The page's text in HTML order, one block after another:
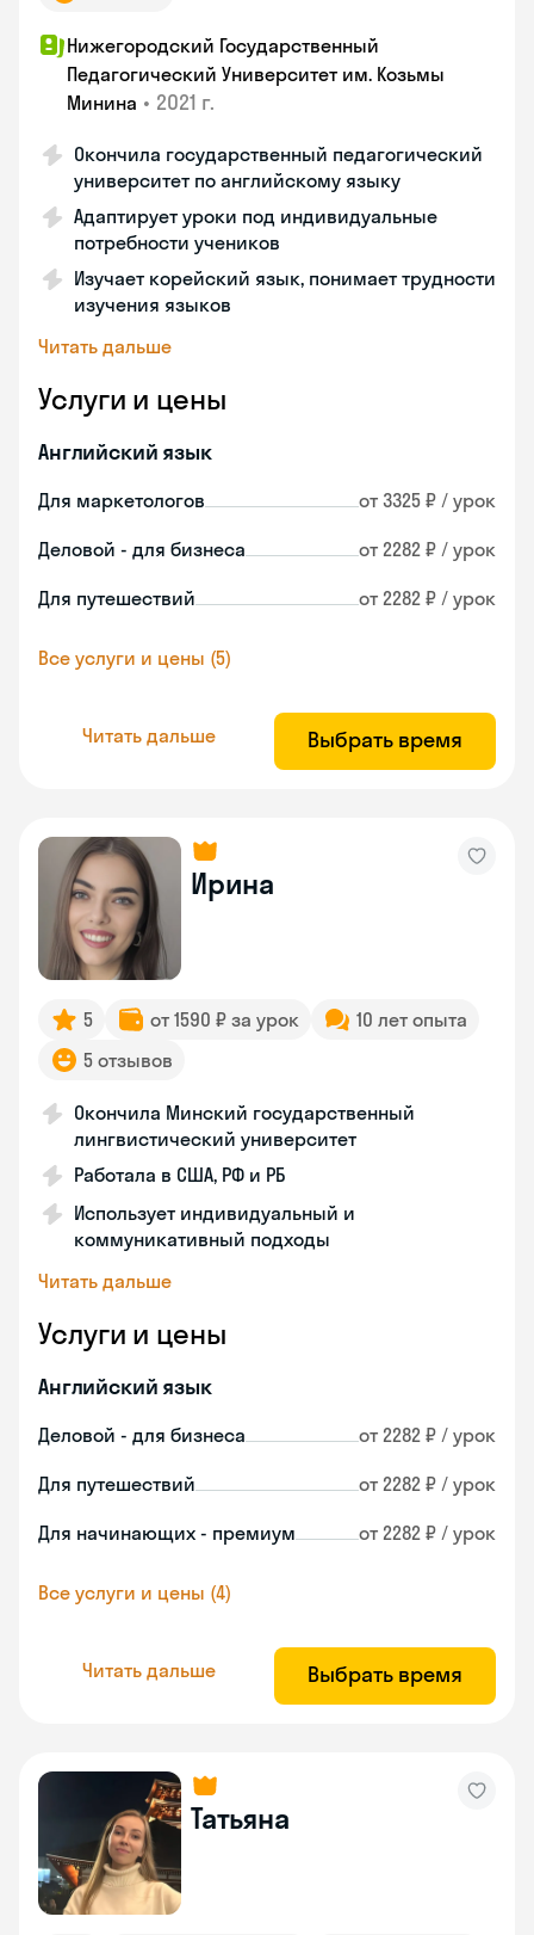
Нижегородский Государственный
Педагогический Университет им. Козьмы
Минина • 2021 г.
Окончила государственный педагогический
университет по английскому языку
Адаптирует уроки под индивидуальные
потребности учеников
Изучает корейский язык, понимает трудности
изучения языков
Читать дальше
Услуги и цены
Английский язык
Для маркетологов от 3325 ₽ / урок
Деловой - для бизнеса от 2282 ₽ / урок
Для путешествий от 2282 ₽ / урок
Все услуги и цены (5)
Читать дальше Выбрать время
Ирина
5 от 1590 ₽ за урок
10 лет опыта
5 отзывов
Окончила Минский государственный
лингвистический университет
Работала в США, РФ и РБ
Использует индивидуальный и
коммуникативный подходы
Читать дальше
Услуги и цены
Английский язык
Деловой - для бизнеса от 2282 ₽ / урок
Для путешествий от 2282 ₽ / урок
Для начинающих - премиум от 2282 ₽ / урок
Все услуги и цены (4)
Читать дальше Выбрать время
Татьяна